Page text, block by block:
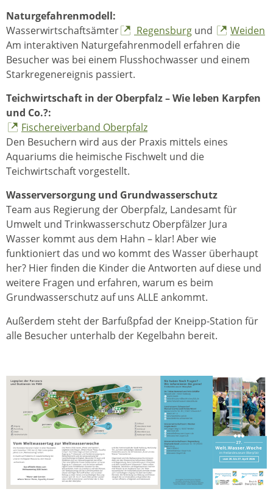
Naturgefahrenmodell:
Wasserwirtschaftsämter
Regensburg und
Weiden
Am interaktiven Naturgefahrenmodell erfahren die
Besucher was bei einem Flusshochwasser und einem
Starkregenereignis passiert.
Teichwirtschaft in der Oberpfalz – Wie leben Karpfen
und Co.?:
Fischereiverband Oberpfalz
Den Besuchern wird aus der Praxis mittels eines
Aquariums die heimische Fischwelt und die
Teichwirtschaft vorgestellt.
Wasserversorgung und Grundwasserschutz
Team aus Regierung der Oberpfalz, Landesamt für
Umwelt und Trinkwasserschutz Oberpfälzer Jura
Wasser kommt aus dem Hahn – klar! Aber wie
funktioniert das und wo kommt des Wasser überhaupt
her? Hier finden die Kinder die Antworten auf diese und
weitere Fragen und erfahren, warum es beim
Grundwasserschutz auf uns ALLE ankommt.
Außerdem steht der Barfußpfad der Kneipp-Station für
alle Besucher unterhalb der Kegelbahn bereit.